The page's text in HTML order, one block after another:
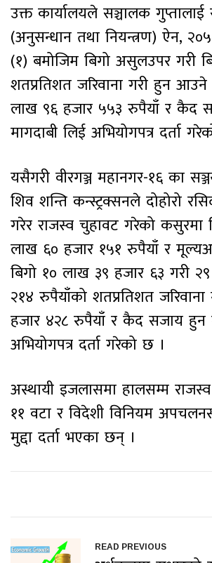
उक्त कार्यालयले सञ्चालक
(अनुसन्धान तथा नियन्त्रण) ऐन,
(१) बमोजिम बिगो असुलउपर गरी
शतप्रतिशत जरिवाना गरी हुन
लाख ९६ हजार ५५३ रुपैयाँ र कैद
मागदाबी लिई अभियोगपत्र दर्ता
यसैगरी वीरगञ्ज महानगर-१६ का
शिव शन्ति कन्स्ट्रक्सनले दोहोरो
गरेर राजस्व चुहावट गरेको कसुरमा
लाख ६० हजार १५१ रुपैयाँ र
बिगो १० लाख ३९ हजार ६३ गरी
२१४ रुपैयाँको शतप्रतिशत
हजार ४२८ रुपैयाँ र कैद सजाय हुन
अभियोगपत्र दर्ता गरेको छ ।
अस्थायी इजलासमा हालसम्म
११ वटा र विदेशी विनियम
मुद्दा दर्ता भएका छन् ।
READ PREVIOUS